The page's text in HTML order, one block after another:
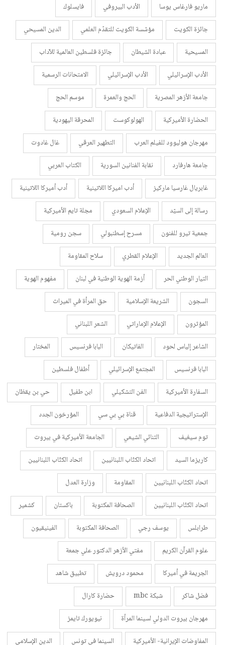
ماريو فارغاس يوسا
الأدب البيروفي
فايسلوك
جائزة الكويت
مؤسّسة الكويت للتقدّم العلمي
الدين المسيحي
المسيحية
عبادة الشيطان
جائزة فلسطين العالمية للآداب
الأدب الإسرائيلي
الأدب الإسرائيلي
الامتحانات الرسمية
جامعة الأزهر المصرية
الحج والعمرة
موسم الحج
الحضارة الأميركية
الهولوكوست
المحرقة اليهودية
مهرجان هوليوود للفيلم العرب
التطهير العرقي
غال غادوت
جامعة هارفارد
نقابة الفنانين السورية
الكتاب العربي
غابريال غارسيا ماركيز
أدب اميركا اللاتينية
أدب أميركا اللاتينية
رسالة إلى السيّد
الإعلام السعودي
مجلة تايم الأميركية
جمعية تيرو للفنون
مسرح إسطنبولي
سجن رومية
العالم الجديد
الإعلام القطري
سلاح المقاومة
التيار الوطني الحر
أزمة الهوية الوطنية في لبنان
مفهوم الهوية
السجون
الشريعة الإسلامية
حق المرأة في الميراث
المؤثرون
الإعلام الإماراتي
الشعر اللبناني
الشاعر إلياس لحود
الفاتيكان البابا فرنسيس
المختار
البابا فرنسيس
المجتمع الإسرائيلي
أطفال فلسطين
السفارة الأميركية
الفن التشكيلي ابن طفيل
حي بن يقظان
الإستراتيجية الدفاعية
قناة بي بي سي
المؤرخون الجدد
توم سيغيف
الثنائي الشيعي
الجامعة الأميركية في بيروت
كاريزما السيد
اتحاد الكتّاب اللبنانيين
اتحاد الكتّاب اللبنانيين
اتحاد الكتّاب اللبنانيين
المقاومة
وزارة العدل
اتحاد الكتّاب اللبنانيين
الصحافة المكتوبة باكستان
كشمير
طرابلس
يوسف رجي الصحافة المكتوبة
الفينيقيون
علوم القرآن الكريم
مفتي الأزهر الدكتور علي جمعة
الجريمة في أميركا
محمود درويش
تطبيق شاهد
فضل شاكر
شبكة mbc
حضارة كارال
مهرجان بيروت الدولي لسينما المرأة
نيويورك تايمز
المفاوضات الإيرانية- الأميركية
السينما في تونس الدين الإسلامي